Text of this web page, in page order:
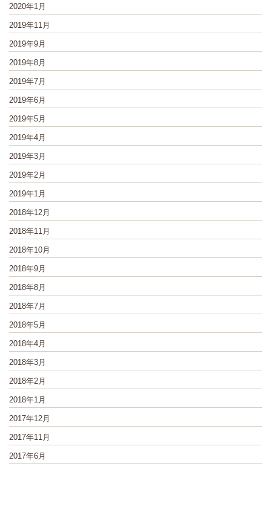
2020年1月
2019年11月
2019年9月
2019年8月
2019年7月
2019年6月
2019年5月
2019年4月
2019年3月
2019年2月
2019年1月
2018年12月
2018年11月
2018年10月
2018年9月
2018年8月
2018年7月
2018年5月
2018年4月
2018年3月
2018年2月
2018年1月
2017年12月
2017年11月
2017年6月